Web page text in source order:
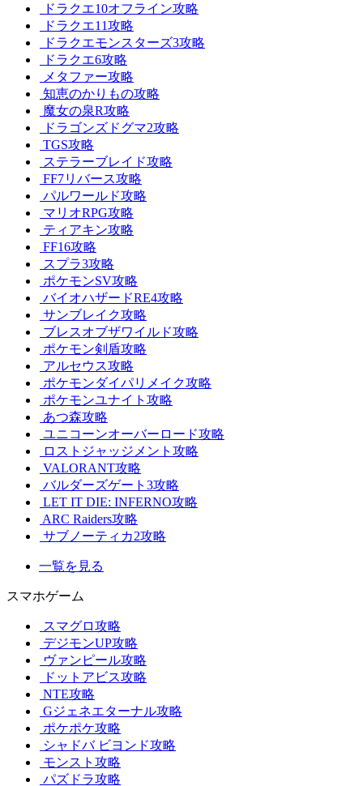
ドラクエ10オフライン攻略
ドラクエ11攻略
ドラクエモンスターズ3攻略
ドラクエ6攻略
メタファー攻略
知恵のかりもの攻略
魔女の泉R攻略
ドラゴンズドグマ2攻略
TGS攻略
ステラーブレイド攻略
FF7リバース攻略
パルワールド攻略
マリオRPG攻略
ティアキン攻略
FF16攻略
スプラ3攻略
ポケモンSV攻略
バイオハザードRE4攻略
サンブレイク攻略
ブレスオブザワイルド攻略
ポケモン剣盾攻略
アルセウス攻略
ポケモンダイパリメイク攻略
ポケモンユナイト攻略
あつ森攻略
ユニコーンオーバーロード攻略
ロストジャッジメント攻略
VALORANT攻略
バルダーズゲート3攻略
LET IT DIE: INFERNO攻略
ARC Raiders攻略
サブノーティカ2攻略
一覧を見る
スマホゲーム
スマグロ攻略
デジモンUP攻略
ヴァンピール攻略
ドットアビス攻略
NTE攻略
Gジェネエターナル攻略
ポケポケ攻略
シャドバ ビヨンド攻略
モンスト攻略
パズドラ攻略